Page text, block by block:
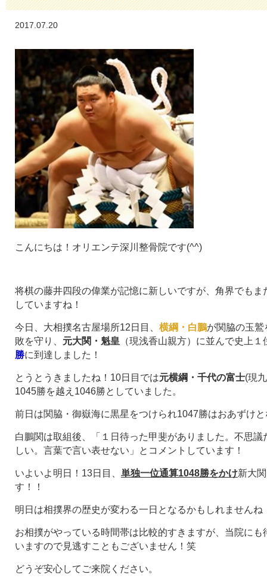
2017.07.20
こんにちは！オリエンテ深川整骨院です(^^)
将棋の藤井四段の偉業が記憶に新しいですが、角界でもま
していますね！
今日、大相撲名古屋場所12日目、 横綱・白鵬が関脇の玉
敗を守り、 元大関・魁皇 （現浅香山親方）に並んで史上
勝に到達しました！
とうとうきましたね！10日目では元横綱・千代の富士(現
1045勝を越え1046勝としていました。
前日は関脇・御嶽海に黒星をつけられ1047勝はおあずけ
白鵬関は取組後、「１日待った甲斐がありました。不思議
しい。言葉で言い表せない」とコメントしています！
いよいよ明日！13日目、 単独一位通算1048勝をかけ新大
す！！
明日は相撲界の歴史が変わる一日となるかもしれませんね
お相撲がやっている時間帯は比較的すきますが、当院に
いますので見逃すこともございません！笑
どうぞ安心してご来院ください。